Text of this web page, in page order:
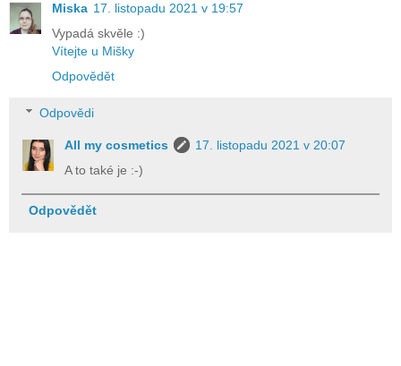
Miska 17. listopadu 2021 v 19:57
Vypadá skvěle :)
Vítejte u Mišky
Odpovědět
Odpovědi
All my cosmetics
17. listopadu 2021 v 20:07
A to také je :-)
Odpovědět